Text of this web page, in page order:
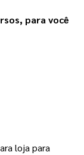
para você
loja para